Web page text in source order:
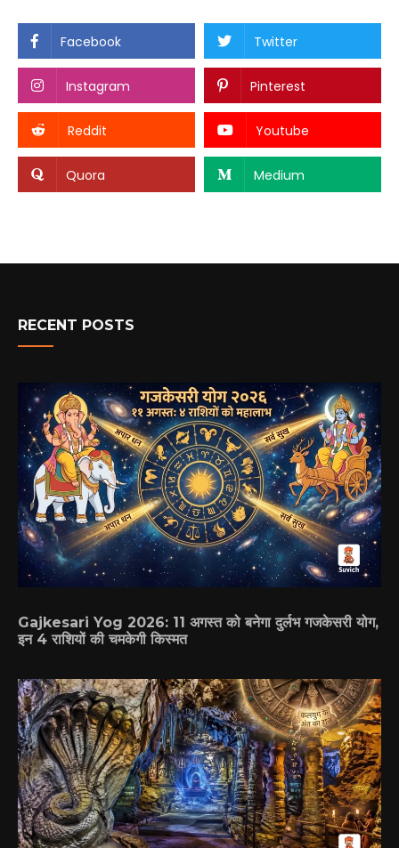
Facebook Twitter
Instagram Pinterest
Reddit Youtube
Quora Medium
RECENT POSTS
Gajkesari Yog 2026: 11 अगस्त को बनेगा दुर्लभ गजकेसरी योग,
इन 4 राशियों की चमकेगी किस्मत